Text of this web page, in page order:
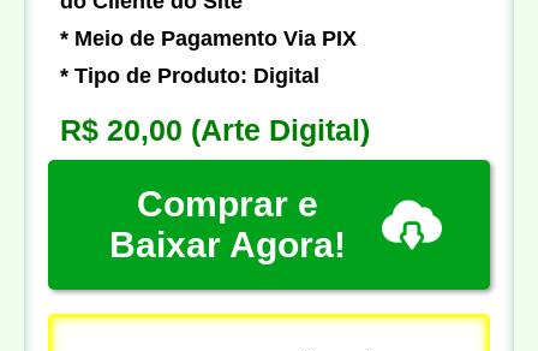
* Meio de Pagamento Via PIX
* Tipo de Produto: Digital
R$ 20,00 (Arte Digital)
Comprar e
Baixar Agora!